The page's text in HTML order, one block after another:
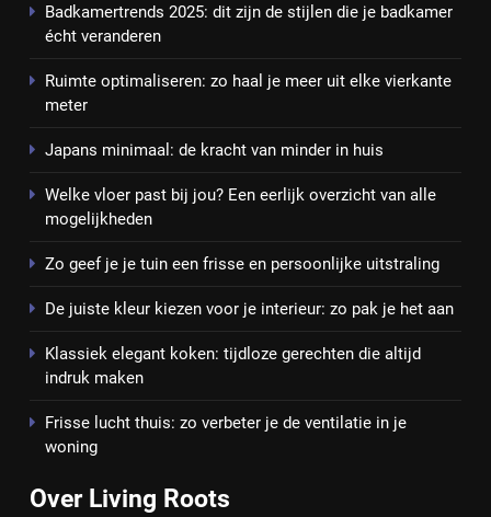
Badkamertrends 2025: dit zijn de stijlen die je badkamer
écht veranderen
Ruimte optimaliseren: zo haal je meer uit elke vierkante
meter
Japans minimaal: de kracht van minder in huis
Welke vloer past bij jou? Een eerlijk overzicht van alle
mogelijkheden
Zo geef je je tuin een frisse en persoonlijke uitstraling
De juiste kleur kiezen voor je interieur: zo pak je het aan
Klassiek elegant koken: tijdloze gerechten die altijd
indruk maken
Frisse lucht thuis: zo verbeter je de ventilatie in je
woning
Over Living Roots